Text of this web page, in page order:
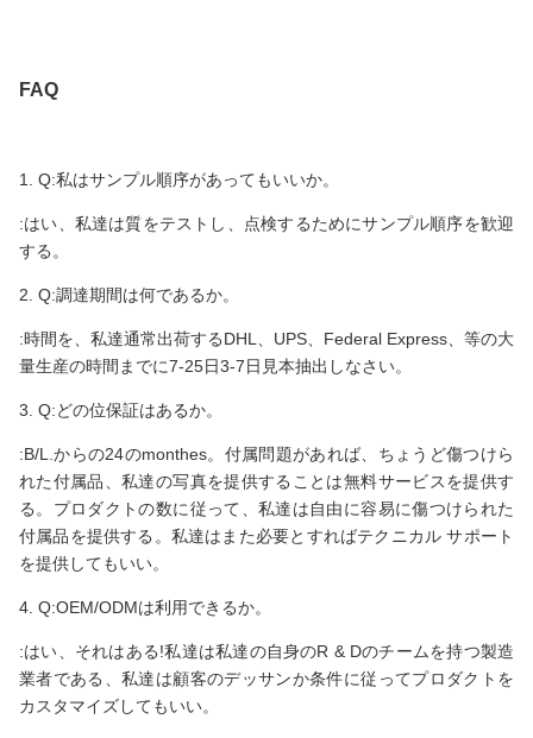
FAQ
1. Q:私はサンプル順序があってもいいか。
:はい、私達は質をテストし、点検するためにサンプル順序を歓迎
する。
2. Q:調達期間は何であるか。
:時間を、私達通常出荷するDHL、UPS、Federal Express、等の大
量生産の時間までに7-25日3-7日見本抽出しなさい。
3. Q:どの位保証はあるか。
:B/L.からの24のmonthes。付属問題があれば、ちょうど傷つけら
れた付属品、私達の写真を提供することは無料サービスを提供す
る。プロダクトの数に従って、私達は自由に容易に傷つけられた
付属品を提供する。私達はまた必要とすればテクニカル サポート
を提供してもいい。
4. Q:OEM/ODMは利用できるか。
:はい、それはある!私達は私達の自身のR & Dのチームを持つ製造
業者である、私達は顧客のデッサンか条件に従ってプロダクトを
カスタマイズしてもいい。